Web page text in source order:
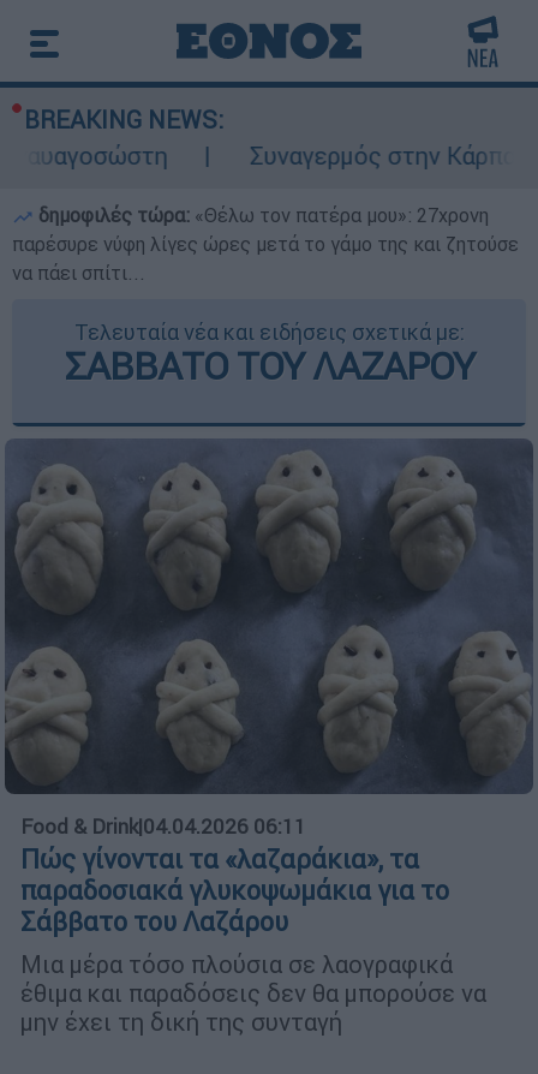
BREAKING NEWS:
Συναγερμός στην Κάρπαθο: Βρέθηκαν
δημοφιλές τώρα: «Θέλω τον πατέρα μου»: 27χρονη
παρέσυρε νύφη λίγες ώρες μετά το γάμο της και ζητούσε
να πάει σπίτι...
Τελευταία νέα και ειδήσεις σχετικά με:
ΣΑΒΒΑΤΟ ΤΟΥ ΛΑΖΑΡΟΥ
Food & Drink|04.04.2026 06:11
Πώς γίνονται τα «λαζαράκια», τα
παραδοσιακά γλυκοψωμάκια για το
Σάββατο του Λαζάρου
Μια μέρα τόσο πλούσια σε λαογραφικά
έθιμα και παραδόσεις δεν θα μπορούσε να
μην έχει τη δική της συνταγή